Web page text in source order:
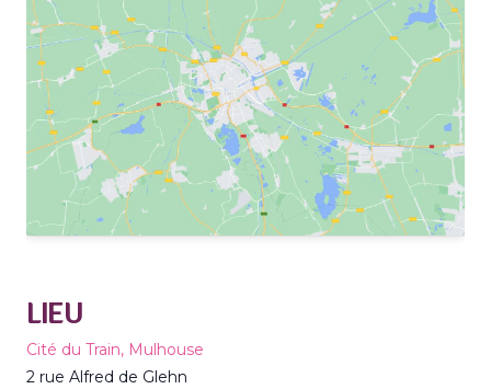
LIEU
Cité du Train, Mulhouse
2 rue Alfred de Glehn